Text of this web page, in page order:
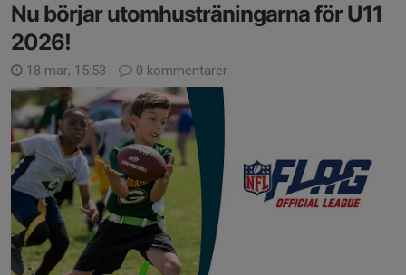
Nu börjar utomhusträningarna för U11
2026!
18 mar, 15:53 0 kommentarer